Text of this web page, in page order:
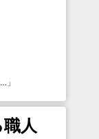
… 」
人